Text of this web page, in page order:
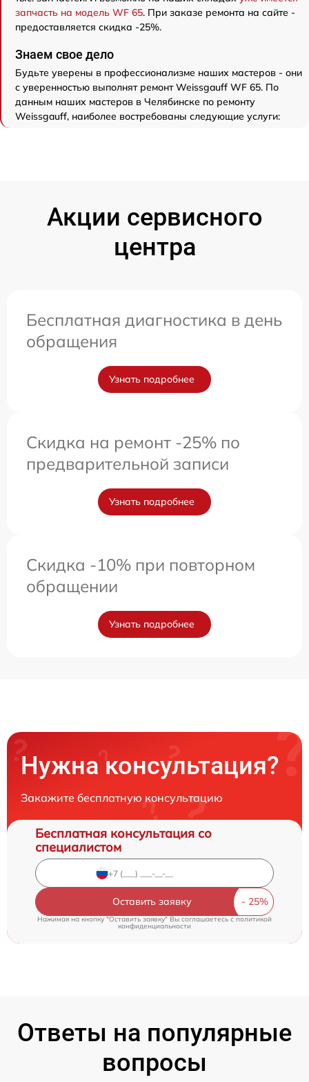
запчасть на модель WF 65. При заказе ремонта на сайте -
предоставляется скидка -25%.
Знаем свое дело
Будьте уверены в профессионализме наших мастеров - они
с уверенностью выполнят ремонт Weissgauff WF 65. По
данным наших мастеров в Челябинске по ремонту
Weissgauff, наиболее востребованы следующие услуги:
Акции сервисного
центра
Бесплатная диагностика в день
обращения
Узнать подробнее
Скидка на ремонт -25% по
предварительной записи
Узнать подробнее
Скидка -10% при повторном
обращении
Узнать подробнее
Нужна консультация?
Закажите бесплатную консультацию
Бесплатная консультация со
специалистом
Оставить заявку
Нажимая на кнопку "Оставить заявку" Вы соглашаетесь c политикой
конфиденциальности
Ответы на популярные
вопросы